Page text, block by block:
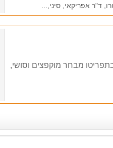
ד"ר אפריקאי, סיני,...
מבחר מוקפצים וסושי,